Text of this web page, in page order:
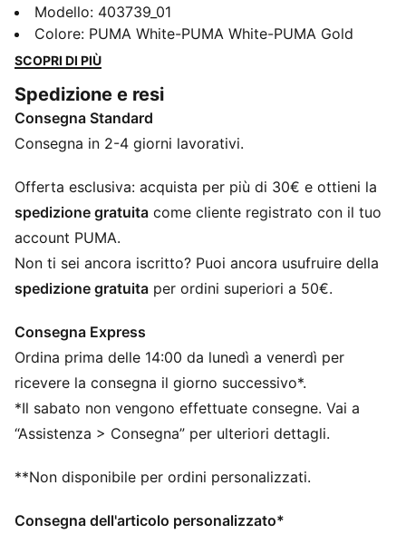
Disponibili in versione dal profilo medio o classica,
queste sneakers uniscono stile disinvolto e comfort
assoluto per accompagnarti ovunque. Perfette per
movimenti con un look sempre impeccabile.
CARATTERISTICHE + VANTAGGI
SOFTFOAM+: comoda soletta interna che garantisce
spesso
DETTAGLI
Larghezza: Regolare
Fibbia: Lacci
Tomaia in materiale sintetico
Fodera: Tessuto
Suola: Gomma
PUMA per ragazzi: per bambini più grandi dagli otto ai
sedici anni
Modello: 403739_01
Colore: PUMA White-PUMA White-PUMA Gold
SCOPRI DI PIÙ
Spedizione e resi
Consegna Standard
Consegna in 2-4 giorni lavorativi.
Offerta esclusiva: acquista per più di 30€ e ottieni la
spedizione gratuita come cliente registrato con il tuo
account PUMA.
Non ti sei ancora iscritto? Puoi ancora usufruire della
spedizione gratuita per ordini superiori a 50€.
Consegna Express
Ordina prima delle 14:00 da lunedì a venerdì per
ricevere la consegna il giorno successivo*.
*Il sabato non vengono effettuate consegne. Vai a
“Assistenza > Consegna” per ulteriori dettagli.
**Non disponibile per ordini personalizzati.
Consegna dell'articolo personalizzato*